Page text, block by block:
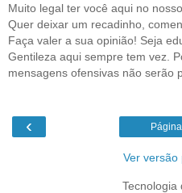
Muito legal ter você aqui no
Quer deixar um recadinho,
Faça valer a sua opinião! Seja
Gentileza aqui sempre tem vez.
mensagens ofensivas não serão
‹
Ver versão
Tecnologia